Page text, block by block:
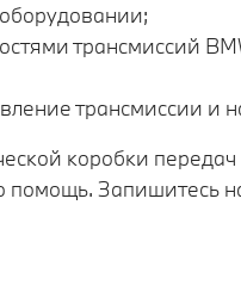
трансмиссий
трансмиссии
коробки
Запишитесь